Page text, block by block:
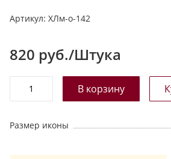
о
у
Артикул: ХЛм-о-142
820 руб./Штука
Размер иконы